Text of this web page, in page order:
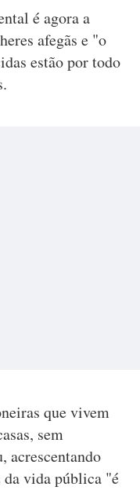
é agora a
afegãs e "o
estão por todo
que vivem
sem
acrescentando
da vida pública "é